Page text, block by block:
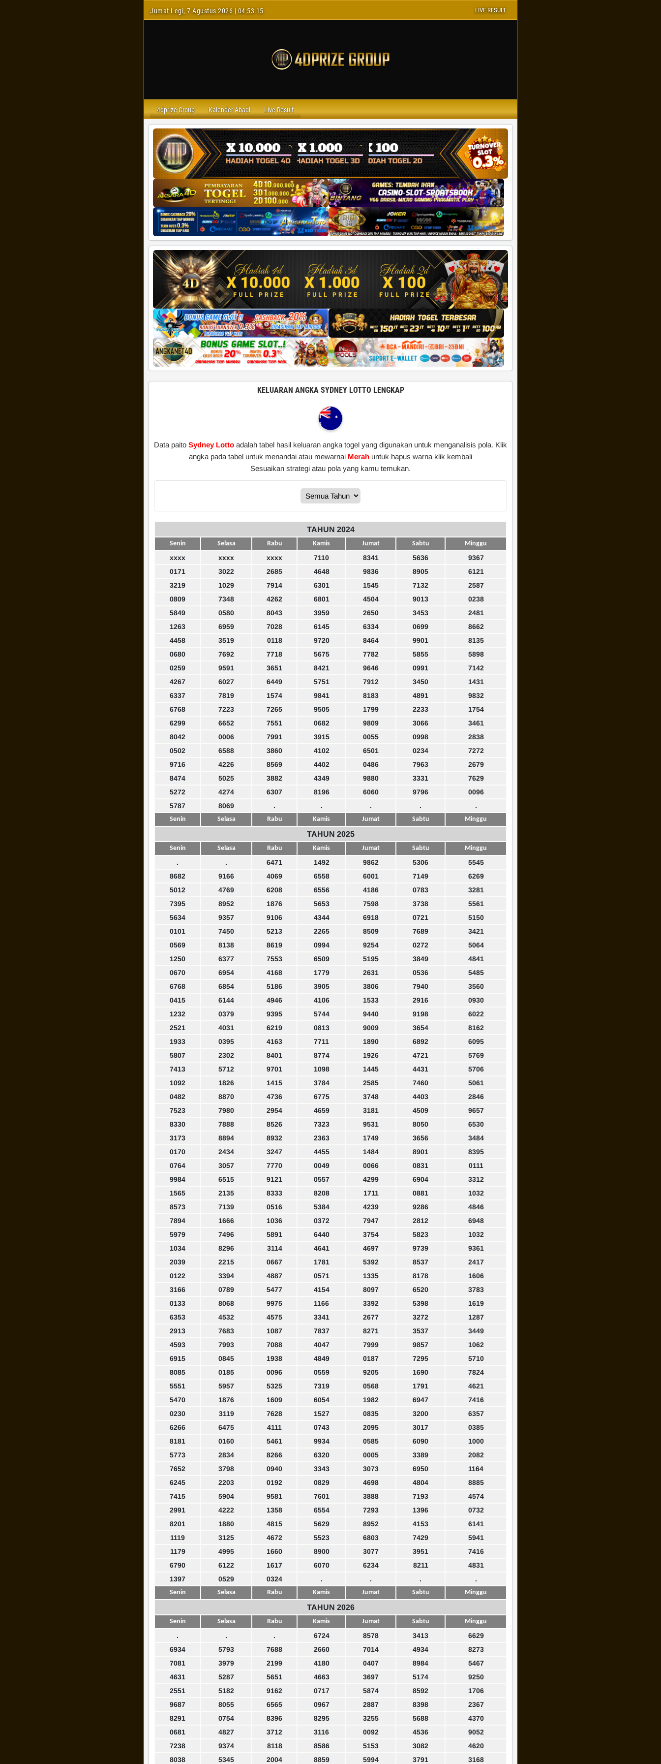
Jumat Legi, 7 Agustus 2026 | 04:53:16 LIVE RESULT
4dprize Group Kalender Abadi Live Result
KELUARAN ANGKA SYDNEY LOTTO LENGKAP
Data paito Sydney Lotto adalah tabel hasil keluaran angka togel yang digunakan untuk menganalisis pola. Klik
angka pada tabel untuk menandai atau mewarnai Merah untuk hapus warna klik kembali
Sesuaikan strategi atau pola yang kamu temukan.
TAHUN 2024
Senin Selasa Rabu Kamis Jumat Sabtu Minggu
xxxx xxxx xxxx 7110 8341 5636
9367
0171
3022 2685 4648 9836 8905
6121
3219
1029 7914 6301 1545 7132
2587
0809
7348 4262 6801 4504 9013
0238
5849
0580 8043 3959 2650 3453
2481
1263
6959 7028 6145 6334 0699
8662
4458
3519 0118 9720 8464 9901
8135
0680
7692 7718 5675 7782 5855
5898
0259
9591 3651 8421 9646 0991
7142
4267
6027 6449 5751 7912 3450
1431
6337
7819 1574 9841 8183 4891
9832
6768
7223 7265 9505 1799 2233
1754
6299
6652 7551 0682 9809 3066
3461
8042
0006 7991 3915 0055 0998
2838
0502
6588 3860 4102 6501 0234
7272
9716
4226 8569 4402 0486 7963
2679
8474
5025 3882 4349 9880 3331
7629
5272
4274 6307 8196 6060 9796
0096
5787
8069 . . . . .
Senin Selasa Rabu Kamis Jumat Sabtu Minggu
TAHUN 2025
Senin Selasa Rabu Kamis Jumat Sabtu Minggu
. . 6471 1492 9862 5306
5545
8682
9166 4069 6558 6001 7149
6269
5012
4769 6208 6556 4186 0783
3281
7395
8952 1876 5653 7598 3738
5561
5634
9357 9106 4344 6918 0721
5150
0101
7450 5213 2265 8509 7689
3421
0569
8138 8619 0994 9254 0272
5064
1250
6377 7553 6509 5195 3849
4841
0670
6954 4168 1779 2631 0536
5485
6768
6854 5186 3905 3806 7940
3560
0415
6144 4946 4106 1533 2916
0930
1232
0379 9395 5744 9440 9198
6022
2521
4031 6219 0813 9009 3654
8162
1933
0395 4163 7711 1890 6892
6095
5807
2302 8401 8774 1926 4721
5769
7413
5712 9701 1098 1445 4431
5706
1092
1826 1415 3784 2585 7460
5061
0482
8870 4736 6775 3748 4403
2846
7523
7980 2954 4659 3181 4509
9657
8330
7888 8526 7323 9531 8050
6530
3173
8894 8932 2363 1749 3656
3484
0170
2434 3247 4455 1484 8901
8395
0764
3057 7770 0049 0066 0831
0111
9984
6515 9121 0557 4299 6904
3312
1565
2135 8333 8208 1711 0881
1032
8573
7139 0516 5384 4239 9286
4846
7894
1666 1036 0372 7947 2812
6948
5979
7496 5891 6440 3754 5823
1032
1034
8296 3114 4641 4697 9739
9361
2039
2215 0667 1781 5392 8537
2417
0122
3394 4887 0571 1335 8178
1606
3166
0789 5477 4154 8097 6520
3783
0133
8068 9975 1166 3392 5398
1619
6353
4532 4575 3341 2677 3272
1287
2913
7683 1087 7837 8271 3537
3449
4593
7993 7088 4047 7999 9857
1062
6915
0845 1938 4849 0187 7295
5710
8085
0185 0096 0559 9205 1690
7824
5551
5957 5325 7319 0568 1791
4621
5470
1876 1609 6054 1982 6947
7416
0230
3119 7628 1527 0835 3200
6357
6266
6475 4111 0743 2095 3017
0385
8181
0160 5461 9934 0585 6090
1000
5773
2834 8266 6320 0005 3389
2082
7652
3798 0940 3343 3073 6950
1164
6245
2203 0192 0829 4698 4804
8885
7415
5904 9581 7601 3888 7193
4574
2991
4222 1358 6554 7293 1396
0732
8201
1880 4815 5629 8952 4153
6141
1119
3125 4672 5523 6803 7429
5941
1179
4995 1660 8900 3077 3951
7416
6790
6122 1617 6070 6234 8211
4831
1397
0529 0324 . . . .
Senin Selasa Rabu Kamis Jumat Sabtu Minggu
TAHUN 2026
Senin Selasa Rabu Kamis Jumat Sabtu Minggu
. . . 6724 8578 3413
6629
6934
5793 7688 2660 7014 4934
8273
7081
3979 2199 4180 0407 8984
5467
4631
5287 5651 4663 3697 5174
9250
2551
5182 9162 0717 5874 8592
1706
9687
8055 6565 0967 2887 8398
2367
8291
0754 8396 8295 3255 5688
4370
0681
4827 3712 3116 0092 4536
9052
7238
9374 8118 8586 5153 3082
4620
8038
5345 2004 8859 5994 3791 3168